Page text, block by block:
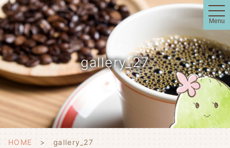
t
o
g
g
l
e
n
a
v
i
g
a
t
i
o
n
Menu
gallery_27
HOME gallery_27